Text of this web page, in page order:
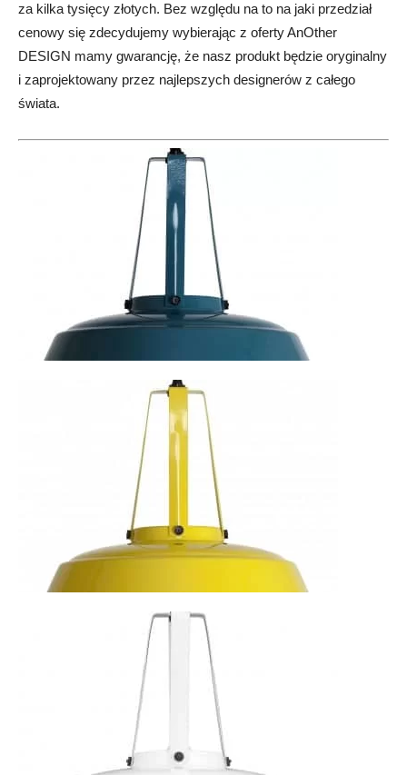
za kilka tysięcy złotych. Bez względu na to na jaki przedział
cenowy się zdecydujemy wybierając z oferty AnOther
DESIGN mamy gwarancję, że nasz produkt będzie oryginalny
i zaprojektowany przez najlepszych designerów z całego
świata.